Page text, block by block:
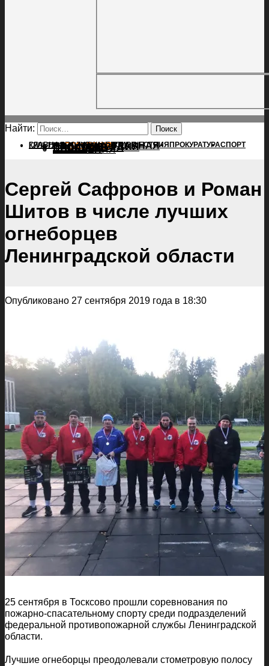
Найти:
ГЛАВНАЯПОЛИТИКАПРОИСШЕСТВИЯ ПРОКУРАТУРАСПОРТ
КУЛЬТУРАПОСЕЛЕНИЯГЛАВНАЯ
ПОЛИТИКА
ПРОИСШЕСТВИЯ
ПРОКУРАТУРА
СПОРТ
КУЛЬТУРА
ПОСЕЛЕНИЯ
Сергей Сафронов и Роман
Шитов в числе лучших
огнеборцев
Ленинградской области
Опубликовано 27 сентября 2019 года в 18:30
25 сентября в Тосксово прошли соревнования по
пожарно-спасательному спорту среди подразделений
федеральной противопожарной службы Ленинградской
области.
Лучшие огнеборцы преодолевали стометровую полосу